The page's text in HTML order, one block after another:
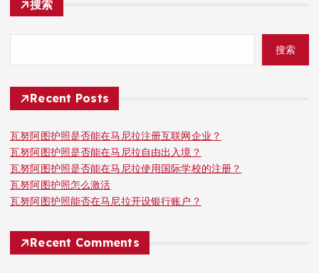
搜索
搜索
Recent Posts
瓦努阿图护照是否能在马尼拉注册互联网企业？
瓦努阿图护照是否能在马尼拉自由出入境？
瓦努阿图护照是否能在马尼拉使用国际学校的注册？
瓦努阿图护照怎么激活
瓦努阿图护照能否在马尼拉开设银行账户？
Recent Comments